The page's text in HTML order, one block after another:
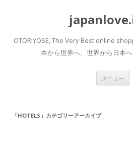
OTORIYOSE, The Very Best online
本から世界へ、世界から日本
メニュー
「HOTELS 」カテゴリーアーカイブ